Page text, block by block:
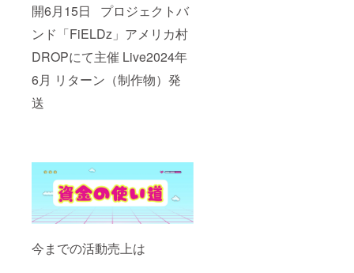
開6月15日 プロジェクトバ
ンド「FiELDz」アメリカ村
DROPにて主催 Live2024年
6月 リターン（制作物）発
送
今までの活動売上は